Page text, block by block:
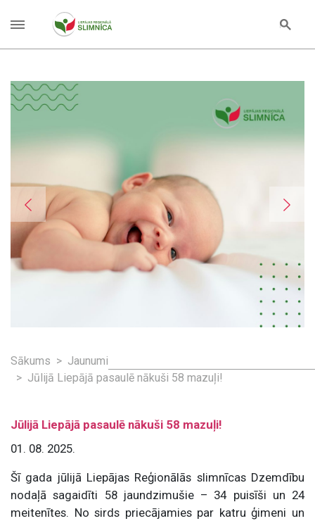
Sākums
Jaunumi
Jūlijā Liepājā pasaulē nākuši 58 mazuļi!
Jūlijā Liepājā pasaulē nākuši 58 mazuļi!
01. 08. 2025.
Šī gada jūlijā Liepājas Reģionālās slimnīcas Dzemdību
nodaļā sagaidīti 58 jaundzimušie – 34 puisīši un 24
meitenītes. No sirds priecājamies par katru ģimeni un